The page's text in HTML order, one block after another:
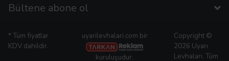
Bültene abone ol
* Tüm fiyatlar
KDV dahildir.
uyarilevhalari.com bir
kuruluşudur.
Copyright ©
2026 Uyarı
Levhaları. Tüm